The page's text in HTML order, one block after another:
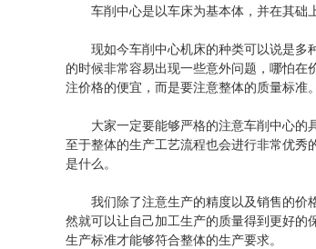
车削中心是以车床为基本体，并在其础
现如今车削中心机床的种类可以说是多
的时候非常容易出现一些意外问题，哪怕
注价格的便宜，而是要注意整体的质量标准。
大家一定要能够严格的注意车削中心的
至于整体的生产工艺流程也会进行非常优
是什么。
我们除了注意生产的精度以及销售的价
然就可以让自己加工生产的质量得到更好
生产标准才能够符合整体的生产要求。